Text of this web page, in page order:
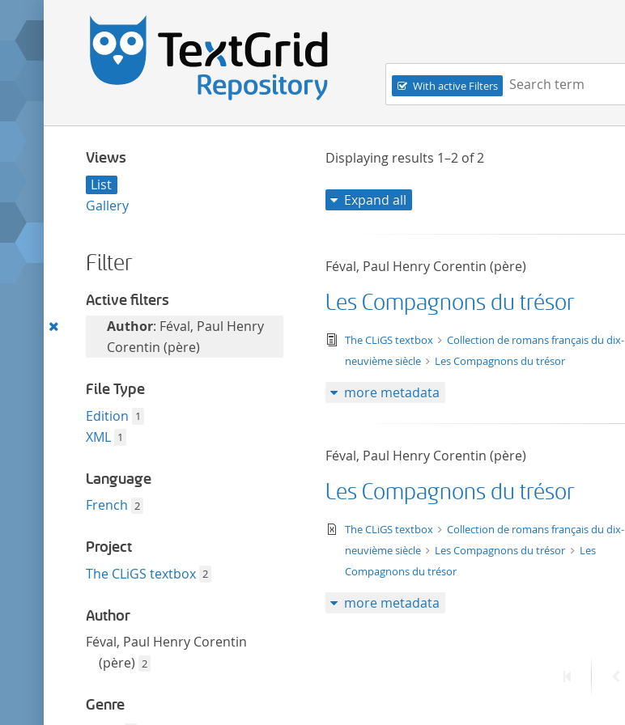
Navigation
With active Filters
Search term:
Views
List
Gallery
Filter
Active filters
RemoveAuthor: Féval, Paul Henry
Corentin (père)
File Type
Edition 1
XML 1
Language
French 2
Project
The CLiGS textbox 2
Author
Féval, Paul Henry Corentin
(père) 2
Genre
Displaying results 1–2of2
Expand all
Féval, Paul Henry Corentin (père)
Les Compagnons du trésor
text/tg.edition+tg.aggregation+xml
The CLiGS textbox
Collection de romans français du dix-
neuvième siècle
Les Compagnons du trésor
more metadata
Féval, Paul Henry Corentin (père)
Les Compagnons du trésor
text/xml
The CLiGS textbox
Collection de romans français du dix-
neuvième siècle
Les Compagnons du trésor
Les
Compagnons du trésor
more metadata